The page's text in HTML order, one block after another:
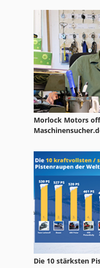
Morlock Motors
Die 10 stärksten